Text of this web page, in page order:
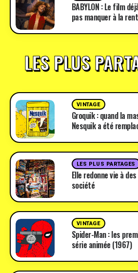
BABYLON : Le film
pas manquer à la
LES PLUS
VINTAGE
Groquik : quand la
Nesquik a été
LES PLUS PARTAGES
Elle redonne vie à
société
VINTAGE
Spider-Man : les
série animée (1967)